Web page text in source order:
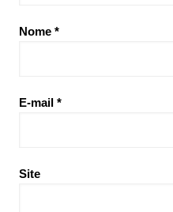
Nome *
E-mail *
Site